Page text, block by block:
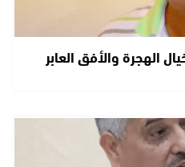
الهجرة والأفق العابر